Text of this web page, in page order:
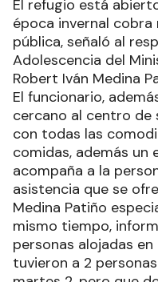
El refugio está
época invernal
pública, señaló al
Adolescencia del
Robert Iván Medina
El funcionario,
cercano al centro de
con todas las
comidas, además un
acompaña a la
asistencia que se
Medina Patiño
mismo tiempo,
personas alojadas
tuvieron a 2